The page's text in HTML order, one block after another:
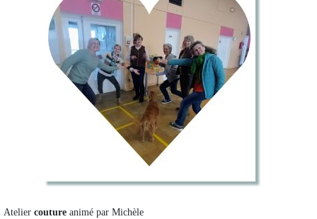
Atelier couture animé par Michèle